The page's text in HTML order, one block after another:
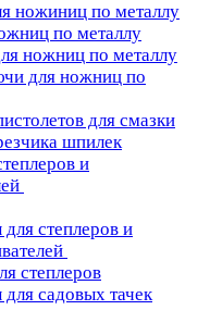
ножиниц по металлу
по металлу
ножниц по металлу
для ножниц по
для смазки
шпилек
и
степлеров и
степлеров
садовых тачек